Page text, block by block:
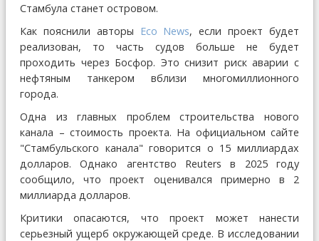
Стамбула станет островом.
Как пояснили авторы Eco News, если проект будет
реализован, то часть судов больше не будет
проходить через Босфор. Это снизит риск аварии с
нефтяным танкером вблизи многомиллионного
города.
Одна из главных проблем строительства нового
канала – стоимость проекта. На официальном сайте
"Стамбульского канала" говорится о 15 миллиардах
долларов. Однако агентство Reuters в 2025 году
сообщило, что проект оценивался примерно в 2
миллиарда долларов.
Критики опасаются, что проект может нанести
серьезный ущерб окружающей среде. В исследовании